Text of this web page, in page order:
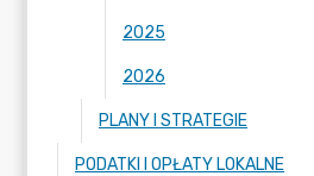
2025
2026
PLANY I STRATEGIE
PODATKI I OPŁATY LOKALNE